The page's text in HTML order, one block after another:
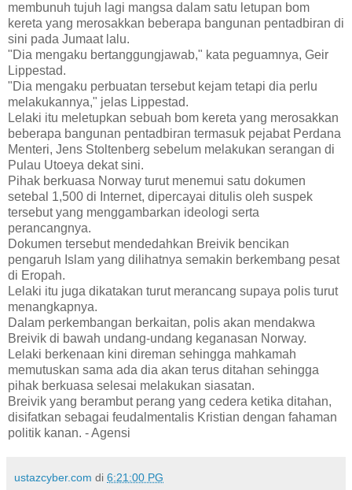
membunuh tujuh lagi mangsa dalam satu letupan bom
kereta yang merosakkan beberapa bangunan pentadbiran di
sini pada Jumaat lalu.
"Dia mengaku bertanggungjawab," kata peguamnya, Geir
Lippestad.
"Dia mengaku perbuatan tersebut kejam tetapi dia perlu
melakukannya," jelas Lippestad.
Lelaki itu meletupkan sebuah bom kereta yang merosakkan
beberapa bangunan pentadbiran termasuk pejabat Perdana
Menteri, Jens Stoltenberg sebelum melakukan serangan di
Pulau Utoeya dekat sini.
Pihak berkuasa Norway turut menemui satu dokumen
setebal 1,500 di Internet, dipercayai ditulis oleh suspek
tersebut yang menggambarkan ideologi serta
perancangnya.
Dokumen tersebut mendedahkan Breivik bencikan
pengaruh Islam yang dilihatnya semakin berkembang pesat
di Eropah.
Lelaki itu juga dikatakan turut merancang supaya polis turut
menangkapnya.
Dalam perkembangan berkaitan, polis akan mendakwa
Breivik di bawah undang-undang keganasan Norway.
Lelaki berkenaan kini direman sehingga mahkamah
memutuskan sama ada dia akan terus ditahan sehingga
pihak berkuasa selesai melakukan siasatan.
Breivik yang berambut perang yang cedera ketika ditahan,
disifatkan sebagai feudalmentalis Kristian dengan fahaman
politik kanan. - Agensi
ustazcyber.com di 6:21:00 PG